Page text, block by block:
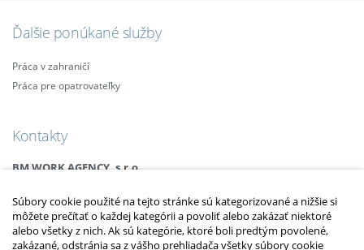
Ďalšie ponúkané služby
Práca v zahraničí
Práca pre opatrovateľky
Kontakty
BM WORK AGENCY, s.r.o.
Email:
info@bmagency.sk
Mobil:
+421 (0)915 863 666
+421 (0)910 385 238
Súbory cookie použité na tejto stránke sú kategorizované a nižšie si
môžete prečítať o každej kategórii a povoliť alebo zakázať niektoré
alebo všetky z nich. Ak sú kategórie, ktoré boli predtým povolené,
zakázané, odstránia sa z vášho prehliadača všetky súbory cookie